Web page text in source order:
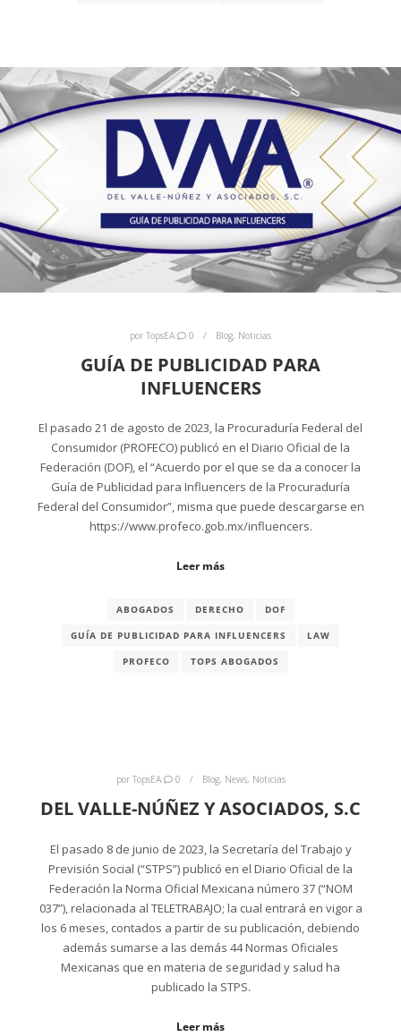
por TopsEA 0 Blog, Noticias
GUÍA DE PUBLICIDAD PARA
INFLUENCERS
El pasado 21 de agosto de 2023, la Procuraduría Federal del
Consumidor (PROFECO) publicó en el Diario Oficial de la
Federación (DOF), el “Acuerdo por el que se da a conocer la
Guía de Publicidad para Influencers de la Procuraduría
Federal del Consumidor”, misma que puede descargarse en
https://www.profeco.gob.mx/influencers.
Leer más
ABOGADOS DERECHO DOF
GUÍA DE PUBLICIDAD PARA INFLUENCERS LAW
PROFECO TOPS ABOGADOS
por TopsEA 0 Blog, News, Noticias
DEL VALLE-NÚÑEZ Y ASOCIADOS, S.C
El pasado 8 de junio de 2023, la Secretaría del Trabajo y
Previsión Social (“STPS”) publicó en el Diario Oficial de la
Federación la Norma Oficial Mexicana número 37 (“NOM
037”), relacionada al TELETRABAJO; la cual entrará en vigor a
los 6 meses, contados a partir de su publicación, debiendo
además sumarse a las demás 44 Normas Oficiales
Mexicanas que en materia de seguridad y salud ha
publicado la STPS.
Leer más